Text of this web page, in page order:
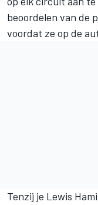
beoordelen van de
voordat ze op de
Tenzij je Lewis